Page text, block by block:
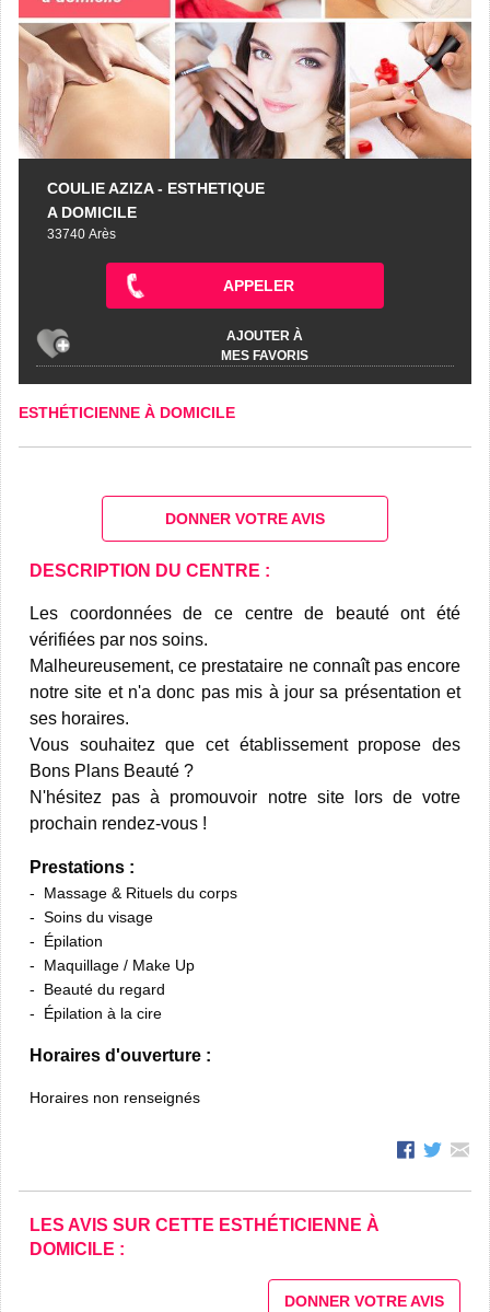
COULIE AZIZA - ESTHETIQUE
A DOMICILE
33740 Arès
APPELER
AJOUTER À
MES FAVORIS
ESTHÉTICIENNE À DOMICILE
DONNER VOTRE AVIS
DESCRIPTION DU CENTRE :
Les coordonnées de ce centre de beauté ont été
vérifiées par nos soins.
Malheureusement, ce prestataire ne connaît pas encore
notre site et n'a donc pas mis à jour sa présentation et
ses horaires.
Vous souhaitez que cet établissement propose des
Bons Plans Beauté ?
N'hésitez pas à promouvoir notre site lors de votre
prochain rendez-vous !
Prestations :
Massage & Rituels du corps
Soins du visage
Épilation
Maquillage / Make Up
Beauté du regard
Épilation à la cire
Horaires d'ouverture :
Horaires non renseignés
LES AVIS SUR CETTE ESTHÉTICIENNE À
DOMICILE :
DONNER VOTRE AVIS